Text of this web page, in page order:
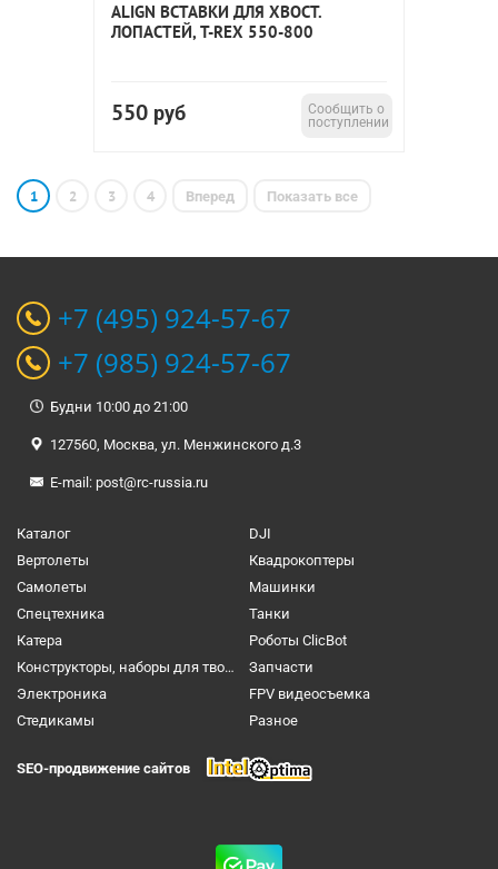
ALIGN ВСТАВКИ ДЛЯ ХВОСТ.
ЛОПАСТЕЙ, T-REX 550-800
550 руб
Сообщить о
поступлении
1 2 3 4 Вперед Показать все
+7 (495) 924-57-67
+7 (985) 924-57-67
Будни 10:00 до 21:00
127560, Москва, ул. Менжинского д.3
E-mail: post@rc-russia.ru
Каталог
DJI
Вертолеты
Квадрокоптеры
Самолеты
Машинки
Спецтехника
Танки
Катера
Роботы ClicBot
Конструкторы, наборы для творчества и настольные игры
Запчасти
Электроника
FPV видеосъемка
Cтедикамы
Разное
SEO-продвижение сайтов